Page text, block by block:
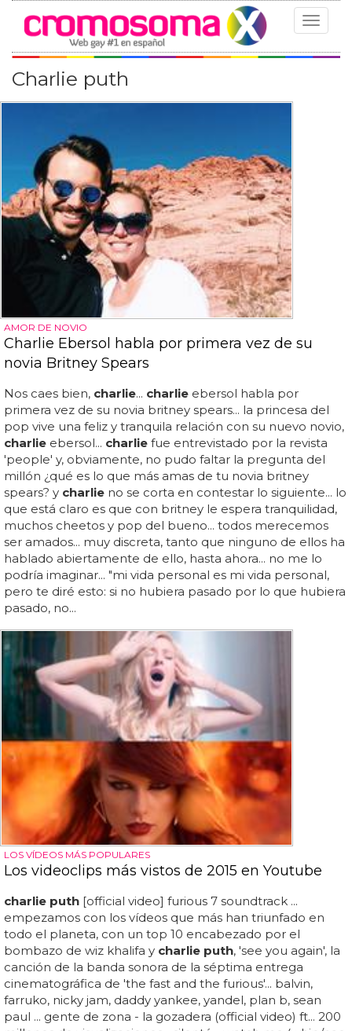
Toggle
Charlie puth
AMOR DE NOVIO
Charlie Ebersol habla por primera vez de su
novia Britney Spears
Nos caes bien, charlie... charlie ebersol habla por
primera vez de su novia britney spears... la princesa del
pop vive una feliz y tranquila relación con su nuevo novio,
charlie ebersol... charlie fue entrevistado por la revista
'people' y, obviamente, no pudo faltar la pregunta del
millón ¿qué es lo que más amas de tu novia britney
spears? y charlie no se corta en contestar lo siguiente... lo
que está claro es que con britney le espera tranquilidad,
muchos cheetos y pop del bueno... todos merecemos
ser amados... muy discreta, tanto que ninguno de ellos ha
hablado abiertamente de ello, hasta ahora... no me lo
podría imaginar... "mi vida personal es mi vida personal,
pero te diré esto: si no hubiera pasado por lo que hubiera
pasado, no...
LOS VÍDEOS MÁS POPULARES
Los videoclips más vistos de 2015 en Youtube
charlie puth [official video] furious 7 soundtrack ...
empezamos con los vídeos que más han triunfado en
todo el planeta, con un top 10 encabezado por el
bombazo de wiz khalifa y charlie puth, 'see you again', la
canción de la banda sonora de la séptima entrega
cinematográfica de 'the fast and the furious'... balvin,
farruko, nicky jam, daddy yankee, yandel, plan b, sean
paul ... gente de zona - la gozadera (official video) ft... 200